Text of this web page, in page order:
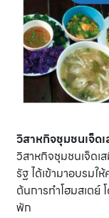
วิสาหกิจชุมชนเจ็ด
วิสาหกิจชุมชนเจ็ดเ
รัฐ ได้เข้ามาอบรม
ต้นการทำโฮมสเตย์
พัก